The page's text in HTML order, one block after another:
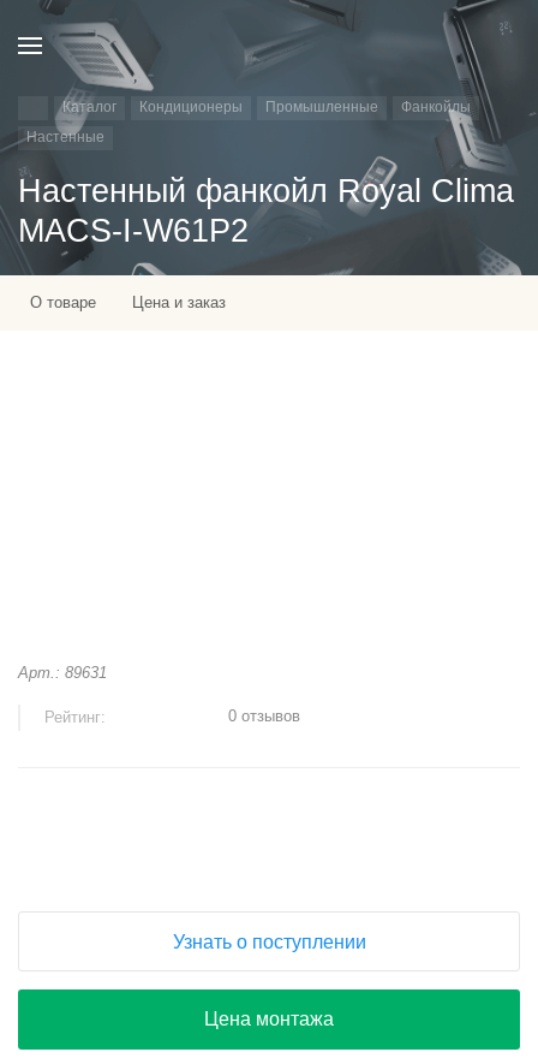
Каталог Кондиционеры Промышленные
Фанкойлы
Настенные
Настенный фанкойл Royal Clima
MACS-I-W61P2
О товаре Цена и заказ
Арт.: 89631
Рейтинг: 0 отзывов
Узнать о поступлении
Цена монтажа